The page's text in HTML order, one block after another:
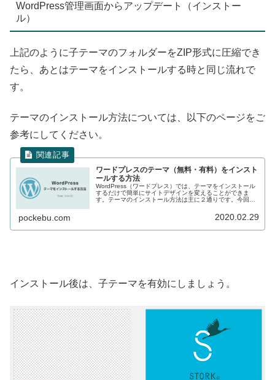
WordPress管理画面からアップデート（インストー
ル）
上記のように子テーマのフォルダーをZIP形式に圧縮でき
たら、あとはテーマをインストールする時と同じ流れで
す。
テーマのインストール方法については、以下のページをご
参考にしてください。
ワードプレスのテーマ（無料・有料）をインスト
ールする方法
WordPress（ワードプレス）では、テーマをインストール
するだけで簡単にサイトデザインを変えることができま
す。テーマのインストール方法は主に２通りです。今回
pockebu.com 2020.02.29
インストール後は、子テーマを有効にしましょう。